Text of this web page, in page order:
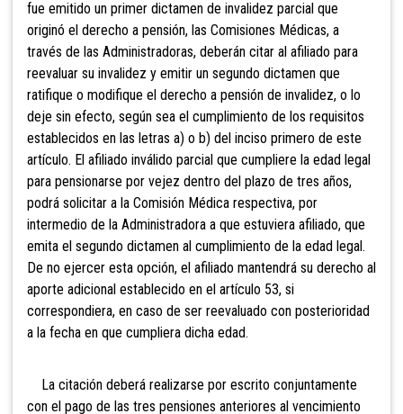
fue emitido un primer dictamen de invalidez parcial que
originó el derecho a pensión, las Comisiones Médicas, a
través de las Administradoras, deberán citar al afiliado para
reevaluar su invalidez y emitir un segundo dictamen que
ratifique o modifique el derecho a pensión de invalidez, o lo
deje sin efecto, según sea el cumplimiento de los requisitos
establecidos en las letras a) o b) del inciso primero de este
artículo. El afiliado inválido parcial que cumpliere la edad legal
para pensionarse por vejez dentro del plazo de tres años,
podrá solicitar a la Comisión Médica respectiva, por
intermedio de la Administradora a que estuviera afiliado, que
emita el segundo dictamen al cumplimiento de la edad legal.
De no ejercer esta opción, el afiliado mantendrá su derecho al
aporte adicional establecido en el artículo 53, si
correspondiera, en caso de ser reevaluado con posterioridad
a la fecha en que cumpliera dicha edad.
La citación deberá realizarse por escrito conjuntamente
con el pago de las tres pensiones anteriores al vencimiento